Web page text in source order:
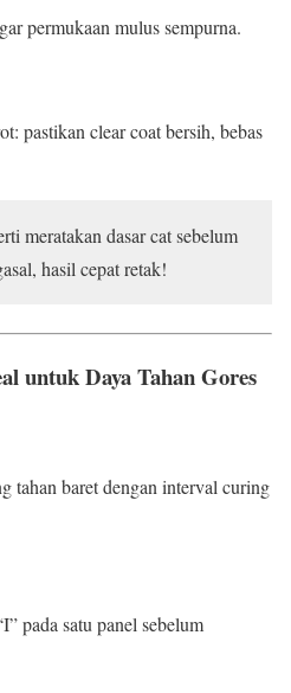
permukaan mulus sempurna.
pastikan clear coat bersih, bebas
meratakan dasar cat sebelum
hasil cepat retak!
untuk Daya Tahan Gores
tahan baret dengan interval curing
pada satu panel sebelum